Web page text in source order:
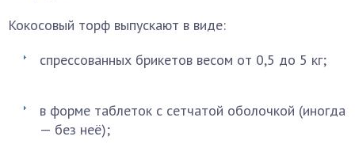
Кокосовый торф выпускают в виде:
спрессованных брикетов весом от 0,5 до 5 кг;
в форме таблеток с сетчатой оболочкой (иногда
— без неё);